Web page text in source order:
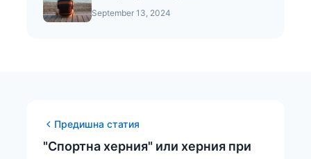
September 13, 2024
Предишна статия
"Спортна херния" или херния при